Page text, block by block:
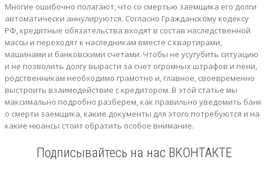
Многие ошибочно полагают, что со смертью заемщика его долги
автоматически аннулируются. Согласно Гражданскому кодексу
РФ, кредитные обязательства входят в состав наследственной
массы и переходят к наследникам вместе с квартирами,
машинами и банковскими счетами. Чтобы не усугубить ситуацию
и не позволить долгу вырасти за счет огромных штрафов и пени,
родственникам необходимо грамотно и, главное, своевременно
выстроить взаимодействие с кредитором. В этой статье мы
максимально подробно разберем, как правильно уведомить банк
о смерти заемщика, какие документы для этого потребуются и на
какие нюансы стоит обратить особое внимание.
Подписывайтесь на нас ВКОНТАКТЕ